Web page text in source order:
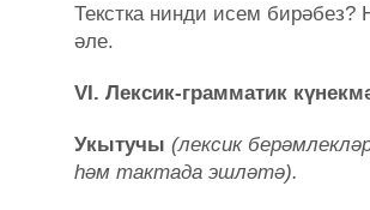
Текстка нинди исем бирәбез?
әле.
VI. Лексик-грамматик
Укытучы (лексик
һәм тактада эшләтә).